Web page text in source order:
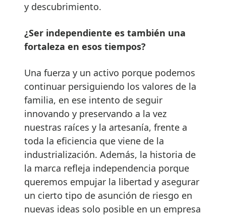
y descubrimiento.
¿Ser independiente es también una
fortaleza en esos tiempos?
Una fuerza y un activo porque podemos
continuar persiguiendo los valores de la
familia, en ese intento de seguir
innovando y preservando a la vez
nuestras raíces y la artesanía, frente a
toda la eficiencia que viene de la
industrialización. Además, la historia de
la marca refleja independencia porque
queremos empujar la libertad y asegurar
un cierto tipo de asunción de riesgo en
nuevas ideas solo posible en un empresa